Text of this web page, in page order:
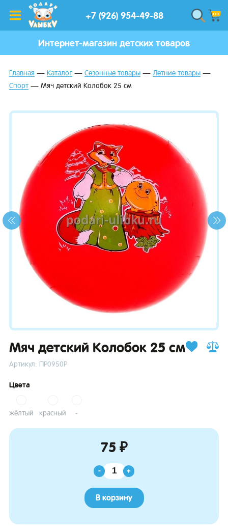
+7 (926) 954-49-88
Интернет-магазин детских товаров
Главная Каталог Сезонные товары
Летние товары
Спорт
Мяч детский Колобок 25 см
Мяч детский Колобок 25 см
Артикул: ПР0950Р
Цвета
жёлтый красный -
75 ₽
- +
В корзину